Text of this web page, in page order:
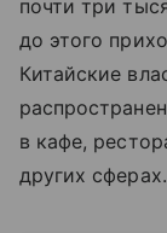
почти три
до этого
Китайские
в кафе,
других сферах.